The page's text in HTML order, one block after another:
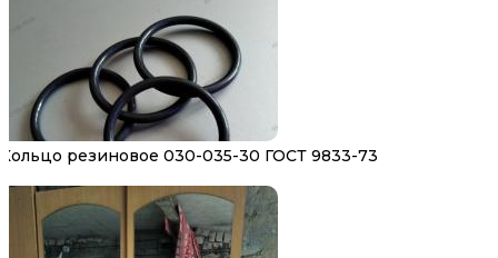
Кольцо резиновое 030-035-30 ГОСТ 9833-73